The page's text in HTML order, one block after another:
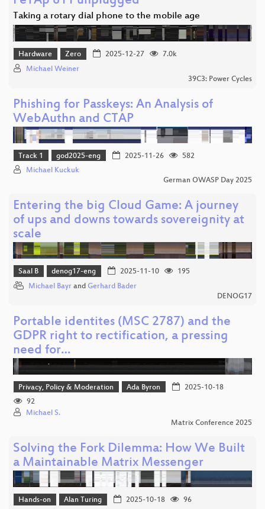
Taking a rotary dial phone to the mobile age
Hardware Zero 2025-12-27
7.0k
Michael Weiner
39C3: Power Cycles
Phishing for Passkeys: An Analysis of
WebAuthn and CTAP
Track 1 god2025-eng 2025-11-26
582
Michael Kuckuk
German OWASP Day 2025
Entering the big Cloud Game: A journey
of ups and downs towards sovereignity at
scale
Saal B denog17-eng 2025-11-10
195
Michael Bayr and Gerhard Bader
DENOG17
Portable identites (MSC 2787) and the
GDPR right to rectification, a pressing
need for…
Privacy, Policy & Moderation Ada Byron
2025-10-18
92
Michael S.
Matrix Conference 2025
Solving the Fork Dilemma: How We Built
a Maintainable Matrix Messenger
Hands-on Alan Turing 2025-10-18 96